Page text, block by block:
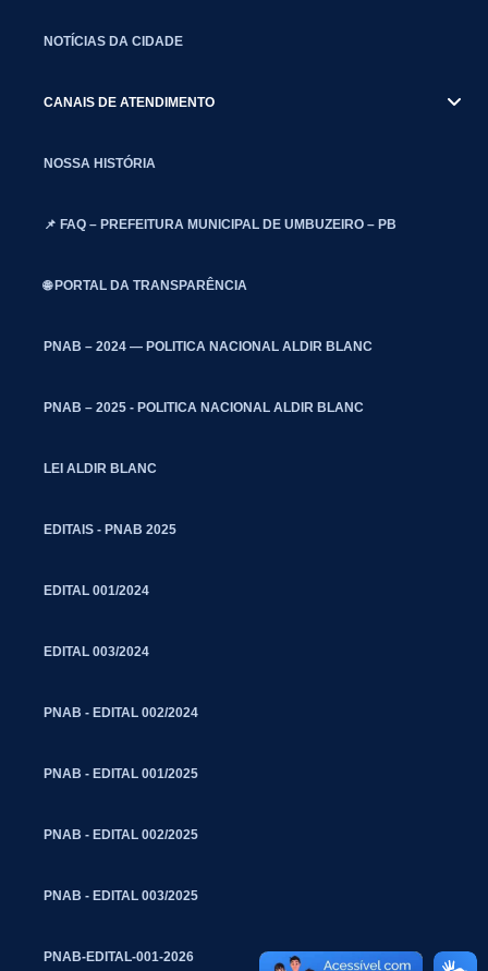
NOTÍCIAS DA CIDADE
CANAIS DE ATENDIMENTO
NOSSA HISTÓRIA
📌 FAQ – PREFEITURA MUNICIPAL DE UMBUZEIRO – PB
🌐 PORTAL DA TRANSPARÊNCIA
PNAB – 2024 — POLITICA NACIONAL ALDIR BLANC
PNAB – 2025 - POLITICA NACIONAL ALDIR BLANC
LEI ALDIR BLANC
EDITAIS - PNAB 2025
EDITAL 001/2024
EDITAL 003/2024
PNAB - EDITAL 002/2024
PNAB - EDITAL 001/2025
PNAB - EDITAL 002/2025
PNAB - EDITAL 003/2025
PNAB-EDITAL-001-2026